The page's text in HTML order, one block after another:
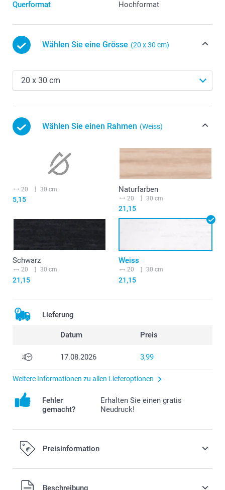
Querformat Hochformat
Wählen Sie eine Grösse (20 x 30 cm)
Wählen Sie einen Rahmen (Weiss)
20 30 cm
5,15
Naturfarben
20 30 cm
21,15
Schwarz
20 30 cm
21,15
Weiss
20 30 cm
21,15
Lieferung
Datum Preis
17.08.2026 3,99
Weitere Informationen zu allen Lieferoptionen
Fehler
gemacht?
Erhalten Sie einen gratis
Neudruck!
Preisinformation
Beschreibung